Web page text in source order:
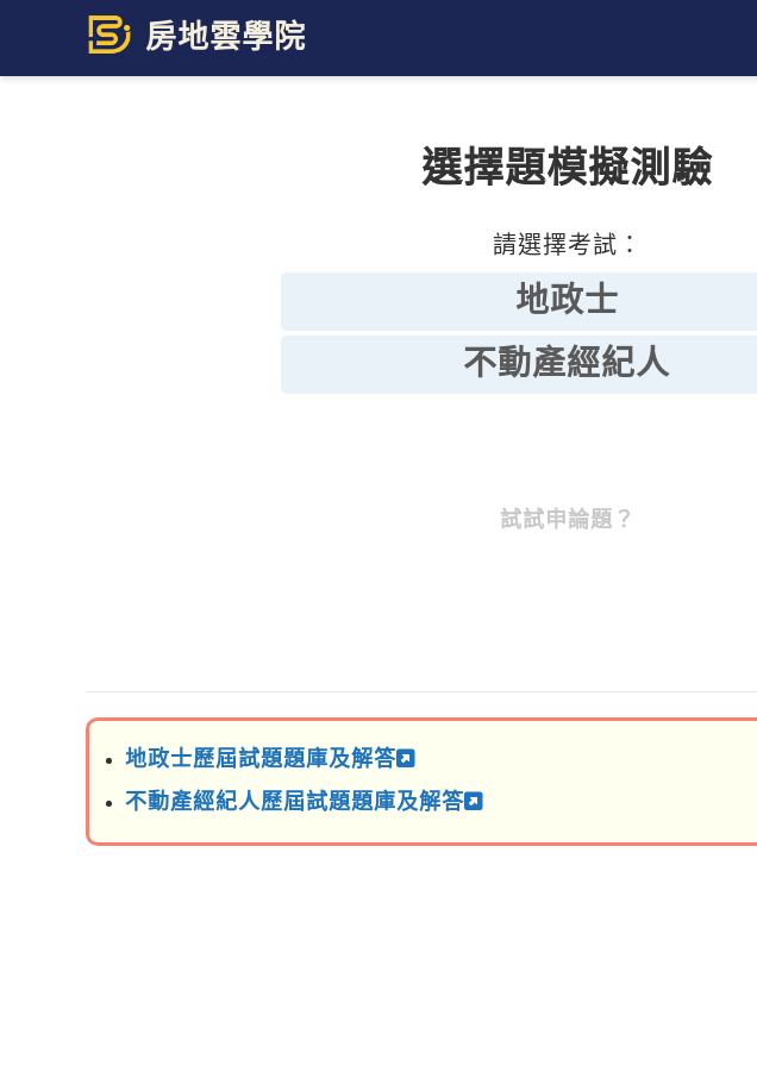
content
選擇題模擬測驗
請選擇考試：
地政士
不動產經紀人
試試申論題？
地政士歷屆試題題庫及解答
不動產經紀人歷屆試題題庫及解答